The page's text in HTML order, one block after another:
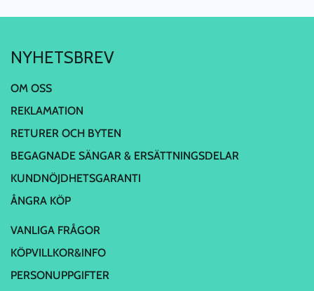
NYHETSBREV
OM OSS
REKLAMATION
RETURER OCH BYTEN
BEGAGNADE SÄNGAR & ERSÄTTNINGSDELAR
KUNDNÖJDHETSGARANTI
ÅNGRA KÖP
VANLIGA FRÅGOR
KÖPVILLKOR&INFO
PERSONUPPGIFTER